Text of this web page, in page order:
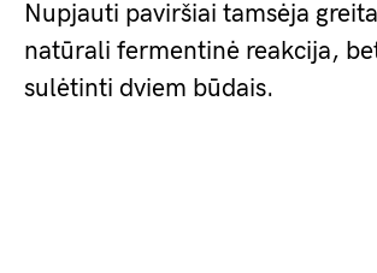
Nupjauti paviršiai tamsėja
natūrali fermentinė reakcija,
sulėtinti dviem būdais.